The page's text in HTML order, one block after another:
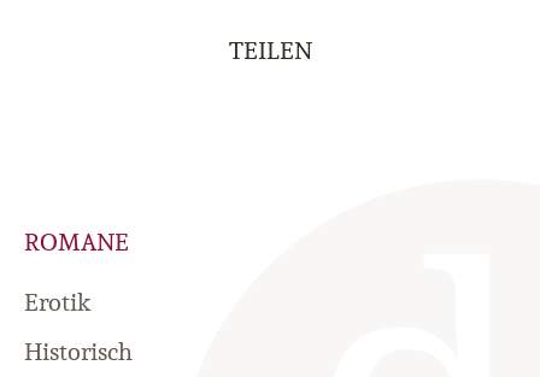
TEILEN
ROMANE
Erotik
Historisch